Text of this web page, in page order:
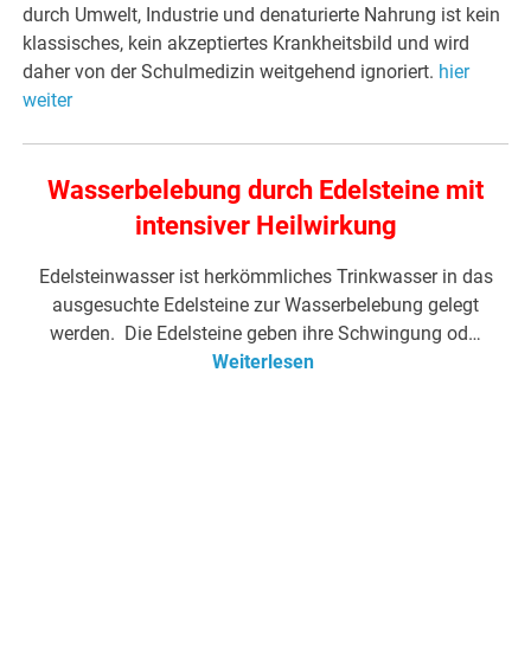
durch Umwelt, Industrie und denaturierte Nahrung ist kein
klassisches, kein akzeptiertes Krankheitsbild und wird
daher von der Schulmedizin weitgehend ignoriert. hier
weiter
Wasserbelebung durch Edelsteine mit
intensiver Heilwirkung
Edelsteinwasser ist herkömmliches Trinkwasser in das
ausgesuchte Edelsteine zur Wasserbelebung gelegt
werden. Die Edelsteine geben ihre Schwingung od…
Weiterlesen